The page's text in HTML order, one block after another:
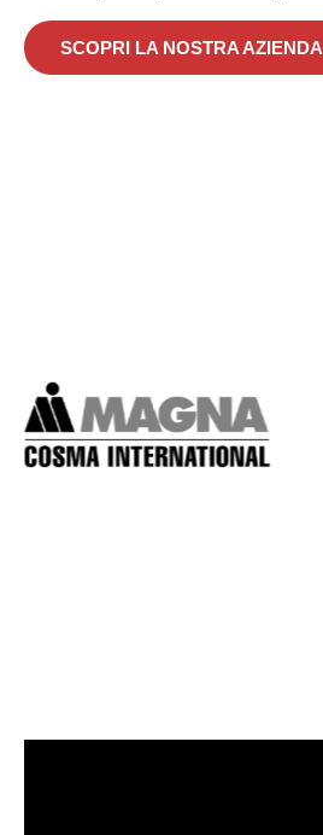
SCOPRI LA NOSTRA AZIENDA